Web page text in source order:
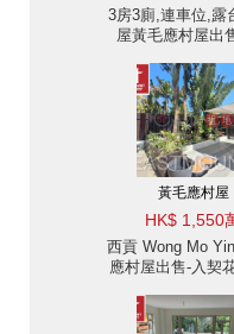
3房3廁,連車位,露
屋黃毛應村屋出
黃毛應村屋
HK$ 1,550
西貢 Wong Mo
應村屋出售-入契